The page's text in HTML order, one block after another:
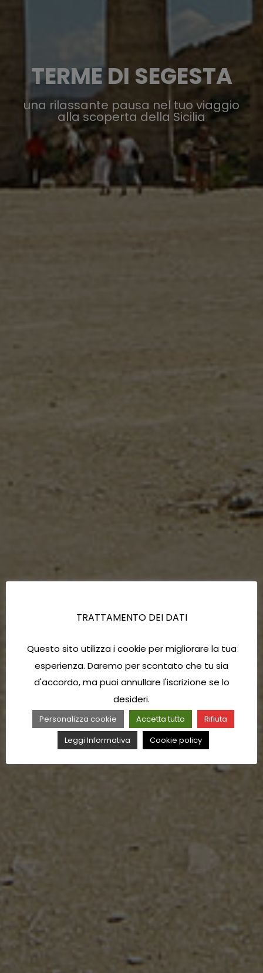
TERME DI SEGESTA
una rilassante pausa nel tuo viaggio
alla scoperta della Sicilia
TRATTAMENTO DEI DATI
Questo sito utilizza i cookie per migliorare la tua
esperienza. Daremo per scontato che tu sia
d'accordo, ma puoi annullare l'iscrizione se lo
desideri.
Personalizza cookie Accetta tutto
Rifiuta
Leggi Informativa
Cookie policy